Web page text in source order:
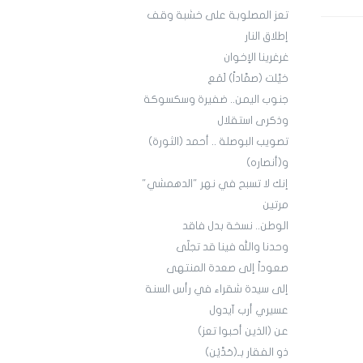
تعز المصلوبة على خشبة وقف
إطلاق النار
غرغرينا الإخوان
خيَّلت (صمَّاداً) لَمَع
جنوب اليمن.. ضفيرة وسكسوكة
وذكرى استقلال
تصويب البوصلة .. أحمد (الثورة)
و(أنصاره)
إنك لا تسبح في نهر "الدهمشي"
مرتين
الوطن.. نسخة بدل فاقد
وحدنا والله فينا قد تجلّى
صعوداً إلى صعدة المنتهى
إلى سيدة شقراء في رأس السنة
عسيري أرب آيدول
عن (الذين أحبوا تعز)
ذو الفقار بـ(حَدَّيْن)